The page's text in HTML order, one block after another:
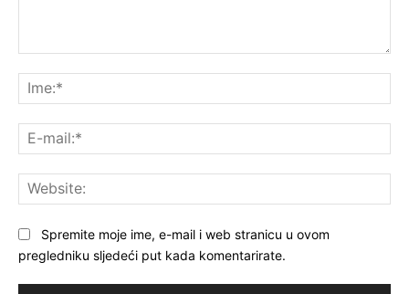
Spremite moje ime, e-mail i web stranicu u ovom
pregledniku sljedeći put kada komentarirate.